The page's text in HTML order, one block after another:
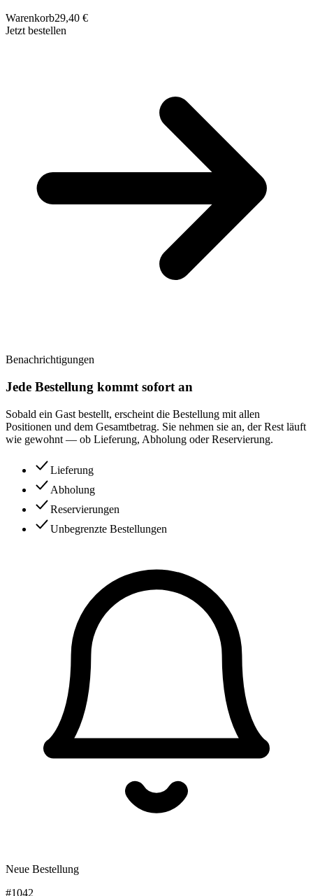
Warenkorb29,40 €
Jetzt bestellen
Benachrichtigungen
Jede Bestellung kommt sofort an
Sobald ein Gast bestellt, erscheint die Bestellung mit allen
Positionen und dem Gesamtbetrag. Sie nehmen sie an, der Rest läuft
wie gewohnt — ob Lieferung, Abholung oder Reservierung.
Lieferung
Abholung
Reservierungen
Unbegrenzte Bestellungen
Neue Bestellung
#1042